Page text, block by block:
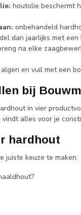
houtolie beschermt
onbehandeld
dan jaarlijks met
na elke
en vuil met een
bij
in vier
alles voor je
hardhout
juiste keuze te maken: